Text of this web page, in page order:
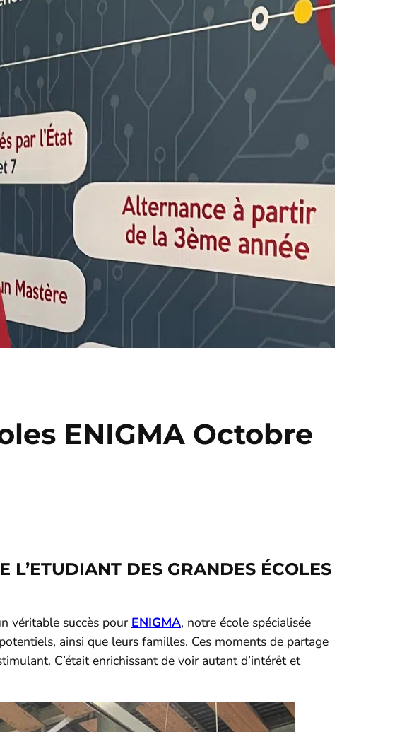
ENIGMA Octobre
DES GRANDES ÉCOLES
véritable succès pour ENIGMA, notre école spécialisée
ainsi que leurs familles. Ces moments de partage
C’était enrichissant de voir autant d’intérêt et